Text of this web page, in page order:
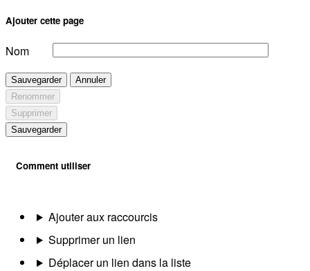
Ajouter cette page
Nom
Sauvegarder
Annuler
Renommer
Supprimer
Sauvegarder
Comment utiliser
Ajouter aux raccourcis
Supprimer un lien
Déplacer un lien dans la liste